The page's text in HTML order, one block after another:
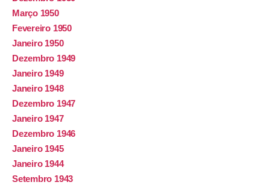
Março 1950
Fevereiro 1950
Janeiro 1950
Dezembro 1949
Janeiro 1949
Janeiro 1948
Dezembro 1947
Janeiro 1947
Dezembro 1946
Janeiro 1945
Janeiro 1944
Setembro 1943